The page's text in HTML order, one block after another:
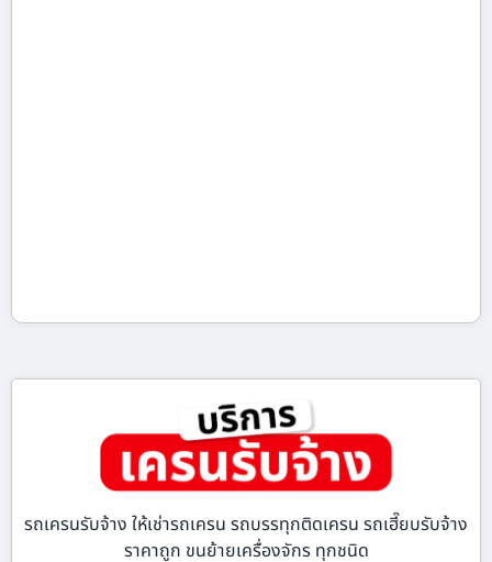
รถเครนรับจ้าง ให้เช่ารถเครน รถบรรทุกติดเครน รถเฮี๊ยบรับจ้าง
ราคาถูก ขนย้ายเครื่องจักร ทุกชนิด